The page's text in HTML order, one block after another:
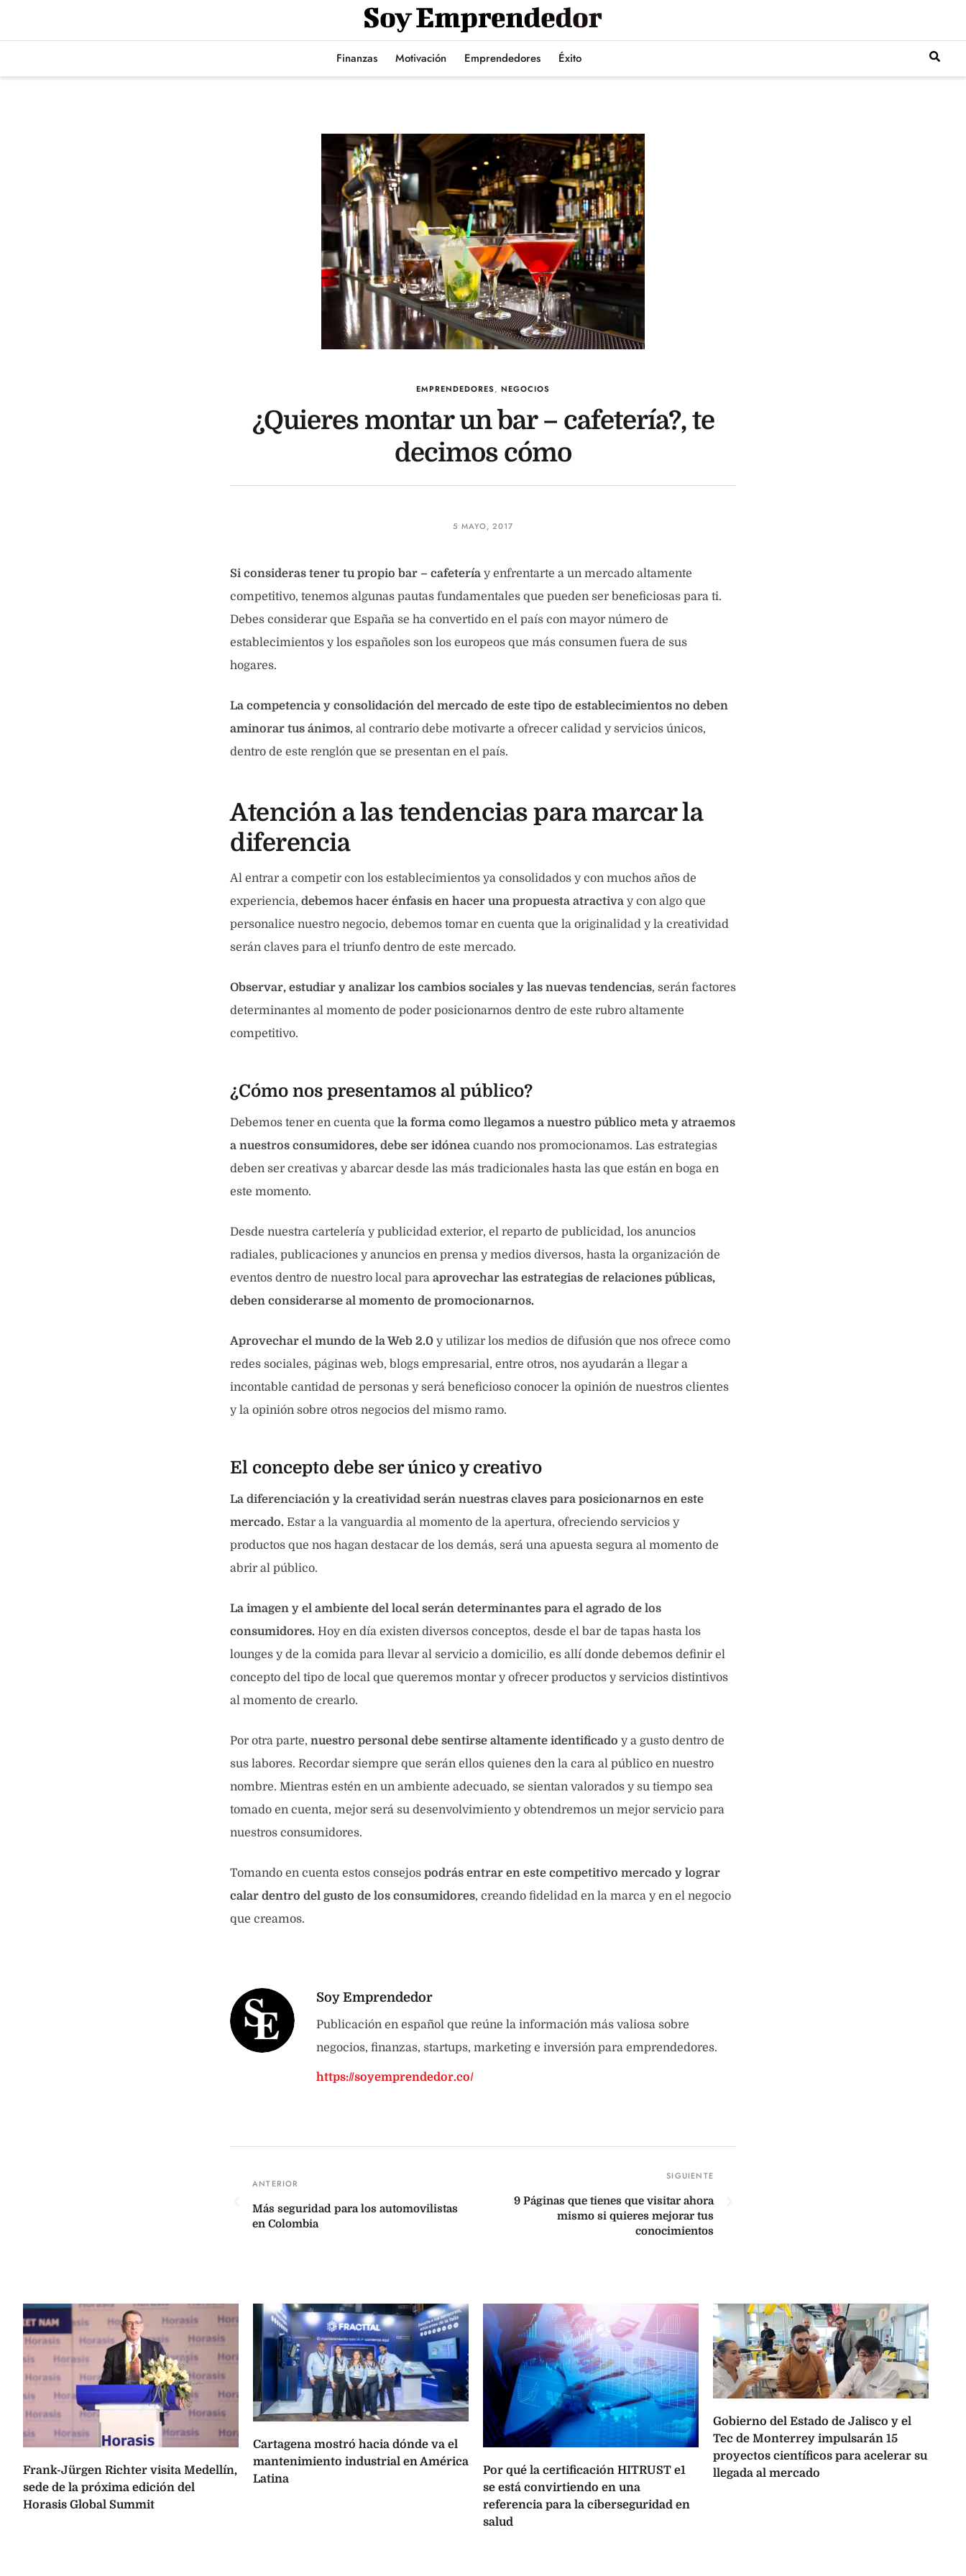
Finanzas Motivación Emprendedores Éxito
EMPRENDEDORES, NEGOCIOS
¿Quieres montar un bar – cafetería?, te
decimos cómo
5 MAYO, 2017
Si consideras tener tu propio bar – cafetería y enfrentarte a un mercado altamente
competitivo, tenemos algunas pautas fundamentales que pueden ser beneficiosas para ti.
Debes considerar que España se ha convertido en el país con mayor número de
establecimientos y los españoles son los europeos que más consumen fuera de sus
hogares.
La competencia y consolidación del mercado de este tipo de establecimientos no deben
aminorar tus ánimos, al contrario debe motivarte a ofrecer calidad y servicios únicos,
dentro de este renglón que se presentan en el país.
Atención a las tendencias para marcar la
diferencia
Al entrar a competir con los establecimientos ya consolidados y con muchos años de
experiencia, debemos hacer énfasis en hacer una propuesta atractiva y con algo que
personalice nuestro negocio, debemos tomar en cuenta que la originalidad y la creatividad
serán claves para el triunfo dentro de este mercado.
Observar, estudiar y analizar los cambios sociales y las nuevas tendencias, serán factores
determinantes al momento de poder posicionarnos dentro de este rubro altamente
competitivo.
¿Cómo nos presentamos al público?
Debemos tener en cuenta que la forma como llegamos a nuestro público meta y atraemos
a nuestros consumidores, debe ser idónea cuando nos promocionamos. Las estrategias
deben ser creativas y abarcar desde las más tradicionales hasta las que están en boga en
este momento.
Desde nuestra cartelería y publicidad exterior, el reparto de publicidad, los anuncios
radiales, publicaciones y anuncios en prensa y medios diversos, hasta la organización de
eventos dentro de nuestro local para aprovechar las estrategias de relaciones públicas,
deben considerarse al momento de promocionarnos.
Aprovechar el mundo de la Web 2.0 y utilizar los medios de difusión que nos ofrece como
redes sociales, páginas web, blogs empresarial, entre otros, nos ayudarán a llegar a
incontable cantidad de personas y será beneficioso conocer la opinión de nuestros clientes
y la opinión sobre otros negocios del mismo ramo.
El concepto debe ser único y creativo
La diferenciación y la creatividad serán nuestras claves para posicionarnos en este
mercado. Estar a la vanguardia al momento de la apertura, ofreciendo servicios y
productos que nos hagan destacar de los demás, será una apuesta segura al momento de
abrir al público.
La imagen y el ambiente del local serán determinantes para el agrado de los
consumidores. Hoy en día existen diversos conceptos, desde el bar de tapas hasta los
lounges y de la comida para llevar al servicio a domicilio, es allí donde debemos definir el
concepto del tipo de local que queremos montar y ofrecer productos y servicios distintivos
al momento de crearlo.
Por otra parte, nuestro personal debe sentirse altamente identificado y a gusto dentro de
sus labores. Recordar siempre que serán ellos quienes den la cara al público en nuestro
nombre. Mientras estén en un ambiente adecuado, se sientan valorados y su tiempo sea
tomado en cuenta, mejor será su desenvolvimiento y obtendremos un mejor servicio para
nuestros consumidores.
Tomando en cuenta estos consejos podrás entrar en este competitivo mercado y lograr
calar dentro del gusto de los consumidores, creando fidelidad en la marca y en el negocio
que creamos.
Soy Emprendedor
Publicación en español que reúne la información más valiosa sobre
negocios, finanzas, startups, marketing e inversión para emprendedores.
https://soyemprendedor.co/
Más seguridad para los automovilistas
en Colombia
9 Páginas que tienes que visitar ahora
mismo si quieres mejorar tus
conocimientos
Frank-Jürgen Richter visita Medellín,
sede de la próxima edición del
Horasis Global Summit
Cartagena mostró hacia dónde va el
mantenimiento industrial en América
Latina
Por qué la certificación HITRUST e1
se está convirtiendo en una
referencia para la ciberseguridad en
salud
Gobierno del Estado de Jalisco y el
Tec de Monterrey impulsarán 15
proyectos científicos para acelerar su
llegada al mercado